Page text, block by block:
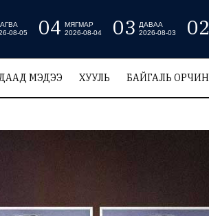
08-05
04 МЯГМАР
2026-08-04
03
ДАВАА
2026-08-03
02
МЭДЭЭ ХУУЛЬ БАЙГАЛЬ ОРЧИН